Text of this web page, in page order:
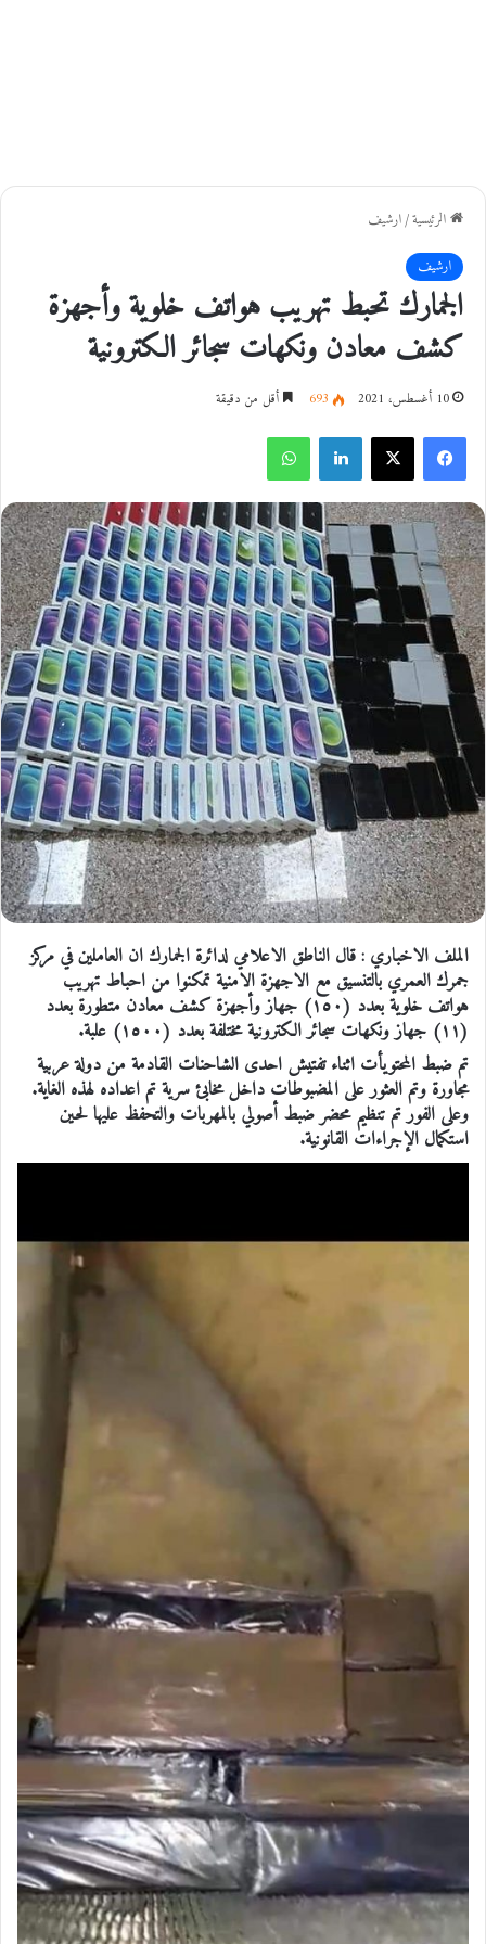
الرئيسية/ارشيف
ارشيف
الجمارك تحبط تهريب هواتف خلوية وأجهزة
كشف معادن ونكهات سجائر الكترونية
10 أغسطس، 2021 693 أقل من دقيقة
فيسبوك
الملف الاخباري : قال الناطق الاعلامي لدائرة الجمارك ان العاملين في مركز
جمرك العمري بالتنسيق مع الاجهزة الامنية تمكنوا من احباط تهريب
هواتف خلوية بعدد (١٥٠) جهاز وأجهزة كشف معادن متطورة بعدد
(١١) جهاز ونكهات سجائر الكترونية مختلفة بعدد (١٥٠٠) علبة.
تم ضبط المحتويأت اثناء تفتيش احدى الشاحنات القادمة من دولة عربية
مجاورة وتم العثور على المضبوطات داخل مخابئ سرية تم اعداده لهذه الغاية.
وعلى الفور تم تنظيم محضر ضبط أصولي بالمهربات والتحفظ عليها لحين
استكمال الإجراءات القانونية.